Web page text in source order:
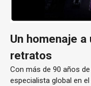
Un homenaje
retratos
Con más de 90 años
especialista global en